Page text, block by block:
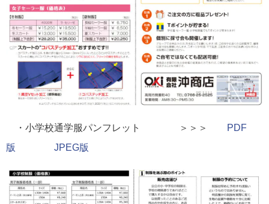
・小学校通学服パンフレット ＞＞＞
PDF
版
JPEG版